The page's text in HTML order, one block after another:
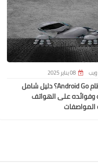
ويب 08 يناير 2025
ما هو نظام Android Go؟ دليل شامل
وفوائده على الهواتف